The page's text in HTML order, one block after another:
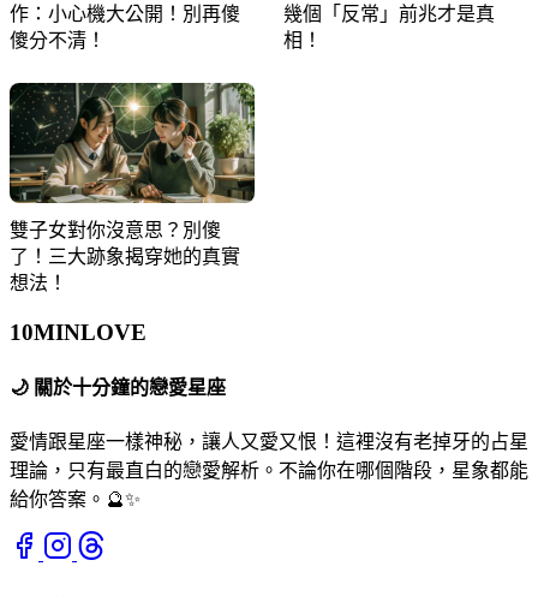
作：小心機大公開！別再傻
傻分不清！
幾個「反常」前兆才是真
相！
雙子女對你沒意思？別傻
了！三大跡象揭穿她的真實
想法！
10MINLOVE
🌙 關於十分鐘的戀愛星座
愛情跟星座一樣神秘，讓人又愛又恨！這裡沒有老掉牙的占星
理論，只有最直白的戀愛解析。不論你在哪個階段，星象都能
給你答案。🔮✨